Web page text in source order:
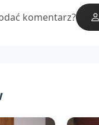
komentarz?